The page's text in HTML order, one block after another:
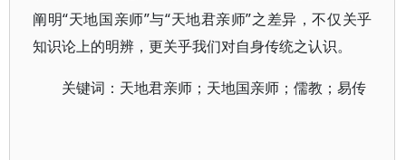
阐明“天地国亲师”与“天地君亲师”之差异，不仅关乎
知识论上的明辨，更关乎我们对自身传统之认识。
关键词：天地君亲师；天地国亲师；儒教；易传